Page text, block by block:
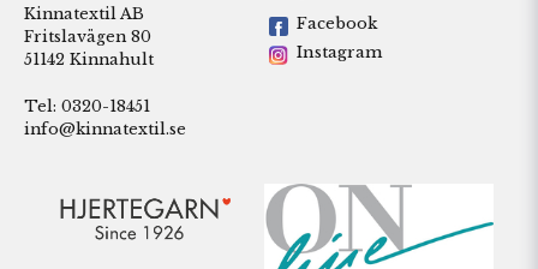
Kinnatextil AB
Fritslavägen 80
51142 Kinnahult
Tel: 0320-18451
info@kinnatextil.se
Facebook
Instagram